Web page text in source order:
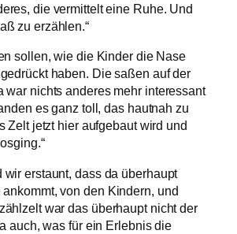
die vermittelt eine Ruhe. Und
zu erzählen.“
sollen, wie die Kinder die Nase
haben. Die saßen auf der
war nichts anderes mehr interessant
es ganz toll, das hautnah zu
Zelt jetzt hier aufgebaut wird und
wir erstaunt, dass da überhaupt
von den Kindern, und
war das überhaupt nicht der
auch, was für ein Erlebnis die